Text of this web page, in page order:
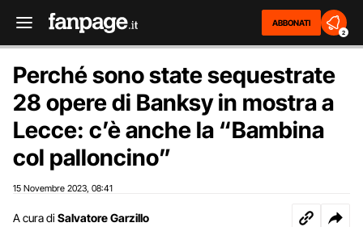
ABBONATI
2
Perché sono state sequestrate
28 opere di Banksy in mostra a
Lecce: c’è anche la “Bambina
col palloncino”
15 Novembre 2023 08:41
A cura di Salvatore Garzillo